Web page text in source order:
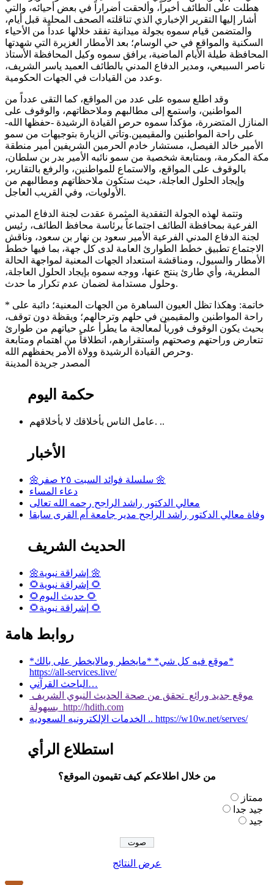
هطلت على الطائف أخيراً، وألحقت أضراراً في بعض أحيائه، والتي
أشار إليها التقرير الإخباري الذي تناقلته الصحف المحلية قبل أيام،
والمتضمن قيام سموه بجولة ميدانية تفقد خلالها عدداً من الأحياء
السكنية والمواقع في حي الوسام؛ بعد الأمطار الغزيرة التي شهدتها
المحافظة طيلة الأيام الماضية، يرافق سموه وكيل المحافظة الأستاذ
ناصر السبيعي، ومدير الدفاع المدني بالطائف العميد ياسر الشريف،
وعدد من القيادات في الجهات الحكومية.
وقد اطلع سموه على عدد من المواقع، كما التقى عدداً من
المواطنين، واستمع إلى مطالبهم وملاحظاتهم، والوقوف على
المنازل المتضررة، مؤكداً سموه حرص القيادة الرشيدة -حفظها الله-
على راحة المواطنين والمقيمين.وتأتي الزيارة بتوجيهات من سمو
الأمير خالد الفيصل، مستشار خادم الحرمين الشريفين أمير منطقة
مكة المكرمة، وبمتابعة شخصية من سمو نائبه الأمير بدر بن سلطان،
بالوقوف على المواقع، والاستماع للمواطنين، والرفع بالتقارير،
وإيجاد الحلول العاجلة، حيث ستكون ملاحظاتهم ومطالبهم من
الأولويات، وفي القريب العاجل.
وتتمة لهذه الجولة التفقدية المثمرة عقدت لجنة الدفاع المدني
الفرعية بمحافظة الطائف اجتماعاً برئاسة محافظ الطائف، رئيس
لجنة الدفاع المدني الفرعية الأمير سعود بن نهار بن سعود، وناقش
الاجتماع تطبيق خطط الطوارئ العامة لدى كل جهة، بما فيها خطط
الأمطار والسيول، ومناقشة استعداد الجهات المعنية لمواجهة الحالة
المطرية، وأي طارئ ينتج عنها، ووجه سموه بإيجاد الحلول العاجلة،
وحلول مستدامة لضمان عدم تكرار ما حدث.
* خاتمة: وهكذا تظل العيون الساهرة من الجهات المعنية؛ دائبة على
راحة المواطنين والمقيمين في حلهم وترحالهم؛ ويقظة دون توقف،
بحيث يكون الوقوف فورياً لمعالجة ما يطرأ على حياتهم من طوارئ
تتعارض وراحتهم وصحتهم واستقرارهم، انطلاقاً من اهتمام ومتابعة
وحرص القيادة الرشيدة وولاة الأمر يحفظهم الله.
المصدر جريدة المدينة
حكمة اليوم
عامل الناس بأخلاقك لا بأخلاقهم. ..
الأخبار
🌼سلسلة فوائد السبت ٢٥ صفر 🌼
دعاء المساء
معالي الدكتور راشد الراجح رحمه الله تعالى
وفاة معالي الدكتور راشد الراجح مدير جامعة أم القرى سابقا
الحديث الشريف
🌼إشراقة نبوية 🌼
🌻إشراقة نبوية 🌻
🌻حديث اليوم 🌻
🌻إشراقة نبوية 🌻
روابط هامة
*موقع فيه كل شي* *مايخطر ومالايخطر على بالك*
https://all-services.live/
الباحث القرآني…
موقع جديد ورائع تحقق من صحة الحديث النبوي الشريف
بسهولة http://hdith.com
الخدمات الإلكترونيه السعوديه .. https://w10w.net/serves/
استطلاع الرأي
من خلال اطلاعكم كيف تقيمون الموقع؟
ممتاز
جيد جدا
جيد
عرض النتائج